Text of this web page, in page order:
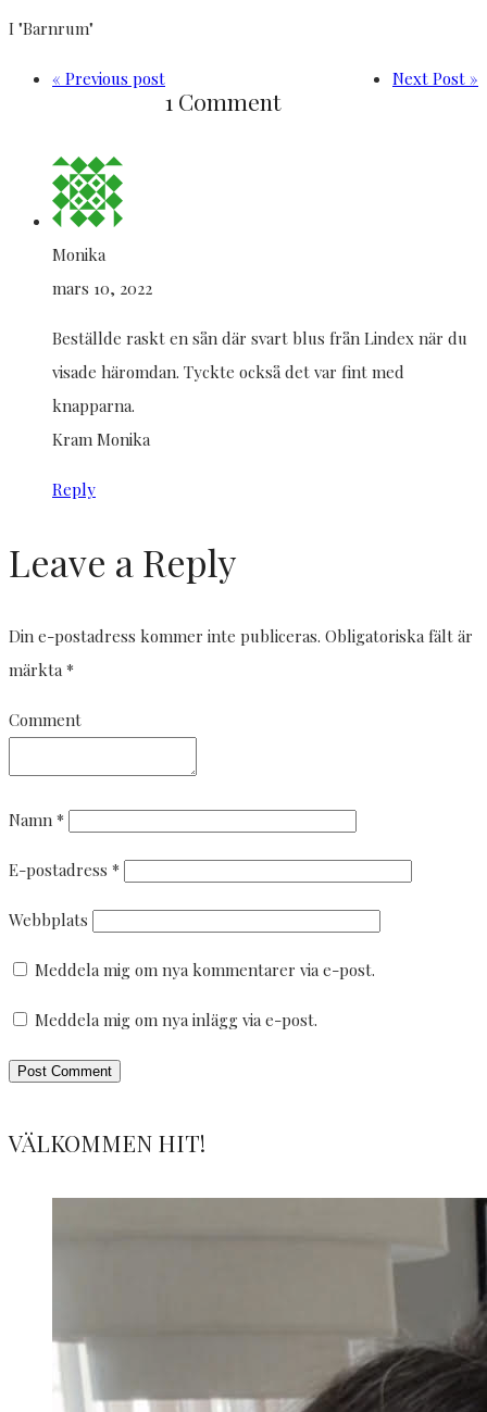
I "Barnrum"
« Previous post Next Post »
1 Comment
Monika
mars 10, 2022
Beställde raskt en sån där svart blus från Lindex när du
visade häromdan. Tyckte också det var fint med
knapparna.
Kram Monika
Reply
Leave a Reply
Din e-postadress kommer inte publiceras. Obligatoriska fält är
märkta *
Comment
Namn *
E-postadress *
Webbplats
Meddela mig om nya kommentarer via e-post.
Meddela mig om nya inlägg via e-post.
VÄLKOMMEN HIT!